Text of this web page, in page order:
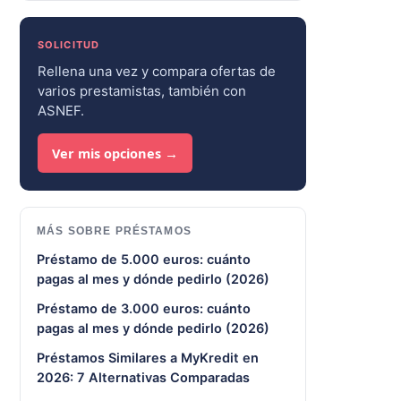
SOLICITUD
Rellena una vez y compara ofertas de
varios prestamistas, también con
ASNEF.
Ver mis opciones →
MÁS SOBRE PRÉSTAMOS
Préstamo de 5.000 euros: cuánto
pagas al mes y dónde pedirlo (2026)
Préstamo de 3.000 euros: cuánto
pagas al mes y dónde pedirlo (2026)
Préstamos Similares a MyKredit en
2026: 7 Alternativas Comparadas